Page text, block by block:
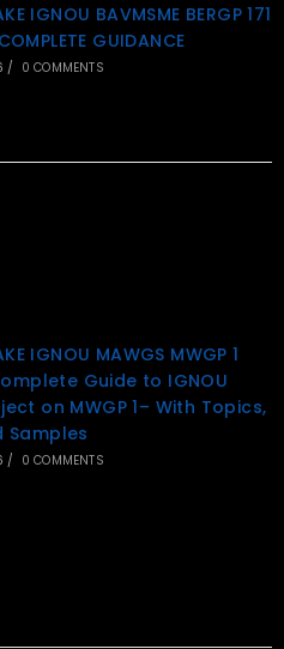
IGNOU BAVMSME BERGP 171
GUIDANCE
/ 0 COMMENTS
IGNOU MAWGS MWGP 1
Guide to IGNOU
on MWGP 1– With Topics,
Samples
/ 0 COMMENTS